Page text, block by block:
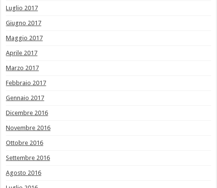
Luglio 2017
Giugno 2017
Maggio 2017
Aprile 2017
Marzo 2017
Febbraio 2017
Gennaio 2017
Dicembre 2016
Novembre 2016
Ottobre 2016
Settembre 2016
Agosto 2016